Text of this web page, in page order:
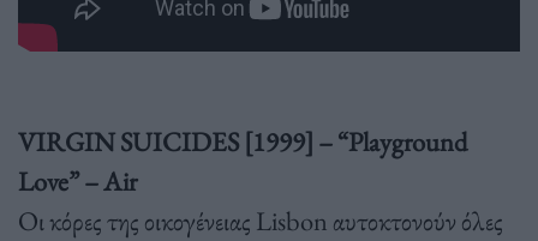
VIRGIN SUICIDES [1999] – “Playground
Love” – Air
Οι κόρες της οικογένειας Lisbon αυτοκτονούν όλες